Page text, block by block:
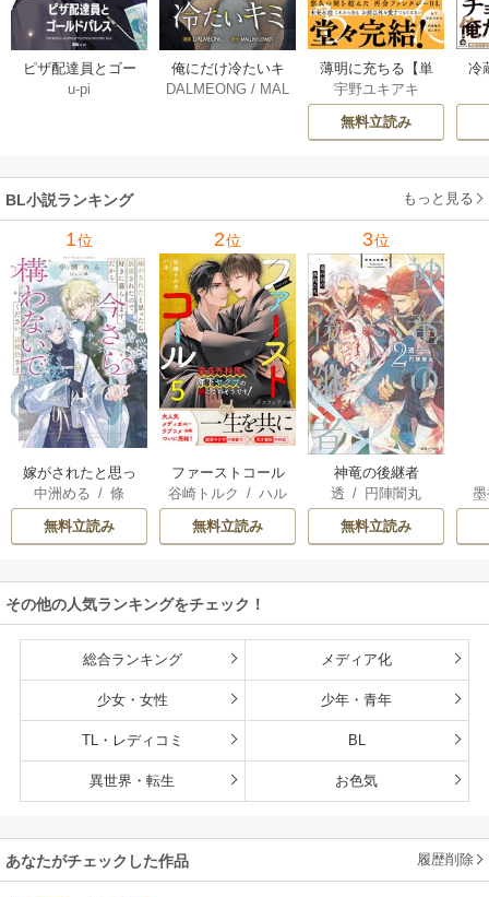
ピザ配達員とゴー
ルドパレス【タテ
u-pi
俺にだけ冷たいキ
ミ【タテヨミ】 34
DALMEONG / MAL
薄明に充ちる【単
行本版】 5巻
宇野ユキアキ
無料立読み
冷
BL小説ランキング もっと見る
1位
嫁がされたと思っ
たら放置されたの
で、好きに暮らし
ます。だから今さ
さい、辺境伯さま
中洲める /條
無料立読み
2位
ファーストコール
～童貞外科医、年
下ヤクザの嫁にさ
れそうです！～
谷崎トルク /ハル
無料立読み
3位
神竜の後継者
透 / 円陣闇丸
無料立読み
その他の人気ランキングをチェック！
総合ランキング メディア化
少女・女性 少年・青年
TL・レディコミ BL
異世界・転生 お色気
あなたがチェックした作品 履歴削除